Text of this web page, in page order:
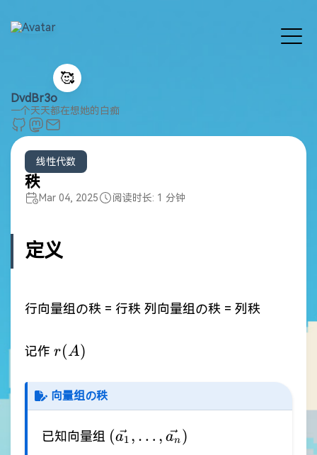
🥰
DvdBr3o
一个天天都在想她的白痴
线性代数
秩
Mar 04, 2025 阅读时长: 1 分钟
定义
行向量组の秩 = 行秩 列向量组の秩 = 列秩
记作 r(A)
r(A)
向量组の秩
已知向量组 (\vec{a_1},\dots,\vec{a_n})
(a1 , … , an )